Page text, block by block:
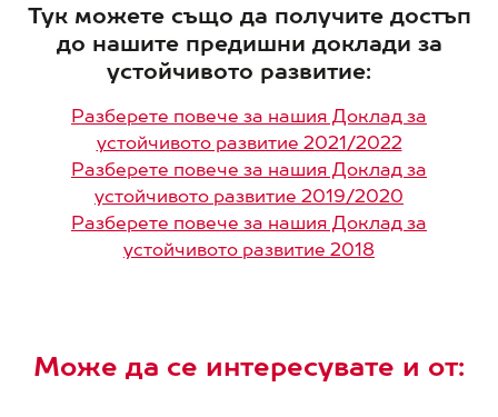
Тук можете също да получите достъп
до нашите предишни доклади за
устойчивото развитие:
Разберете повече за нашия Доклад за
устойчивото развитие 2021/2022
Разберете повече за нашия Доклад за
устойчивото развитие 2019/2020
Разберете повече за нашия Доклад за
устойчивото развитие 2018
Може да се интересувате и от: